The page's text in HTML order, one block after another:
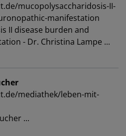
mucopolysaccharidosis-II-
manifestation
II disease burden and
- Dr. Christina Lampe ...
mediathek/leben-mit-
...